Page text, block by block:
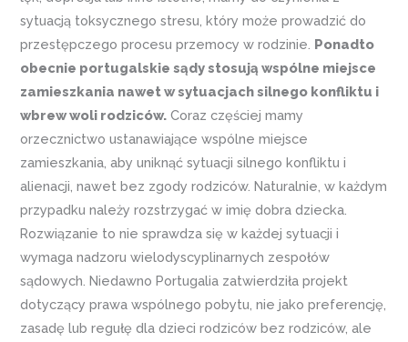
sytuacją toksycznego stresu, który może prowadzić do
przestępczego procesu przemocy w rodzinie. Ponadto
obecnie portugalskie sądy stosują wspólne miejsce
zamieszkania nawet w sytuacjach silnego konfliktu i
wbrew woli rodziców. Coraz częściej mamy
orzecznictwo ustanawiające wspólne miejsce
zamieszkania, aby uniknąć sytuacji silnego konfliktu i
alienacji, nawet bez zgody rodziców. Naturalnie, w każdym
przypadku należy rozstrzygać w imię dobra dziecka.
Rozwiązanie to nie sprawdza się w każdej sytuacji i
wymaga nadzoru wielodyscyplinarnych zespołów
sądowych. Niedawno Portugalia zatwierdziła projekt
dotyczący prawa wspólnego pobytu, nie jako preferencję,
zasadę lub regułę dla dzieci rodziców bez rodziców, ale